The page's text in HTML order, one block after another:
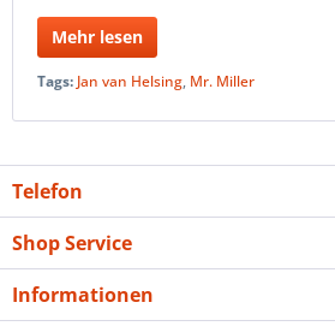
Mehr lesen
Tags: Jan van Helsing, Mr. Miller
Telefon
Shop Service
Informationen